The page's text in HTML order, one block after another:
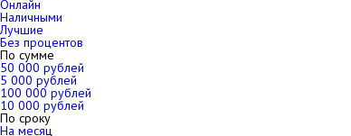
Онлайн
Наличными
Лучшие
Без процентов
По сумме
50 000 рублей
5 000 рублей
100 000 рублей
10 000 рублей
По сроку
На месяц